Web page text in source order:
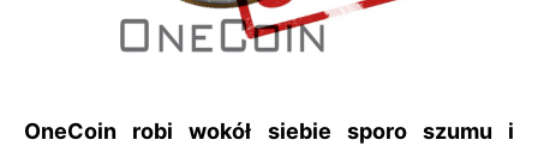
OneCoin robi wokół siebie sporo szumu i